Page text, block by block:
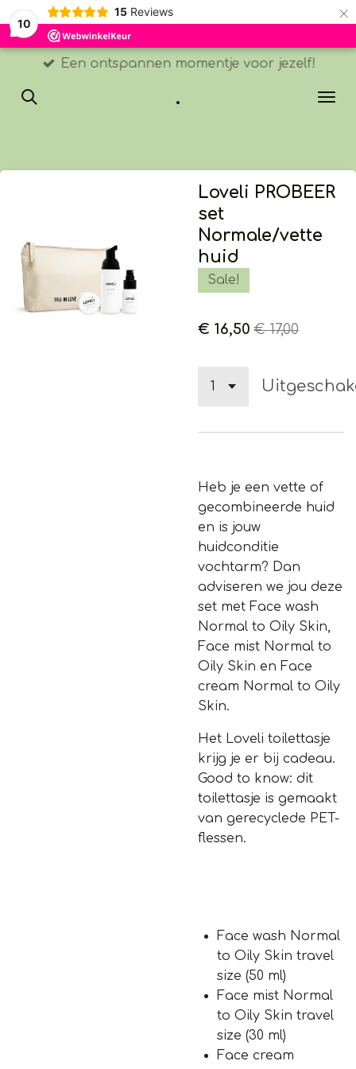
10
15 Reviews ×
.
Een ontspannen momentje voor jezelf!
Loveli PROBEER
set
Normale/vette
huid
Sale!
€ 16,50 € 17,00
Heb je een vette of
gecombineerde huid
en is jouw
huidconditie
vochtarm? Dan
adviseren we jou deze
set met Face wash
Normal to Oily Skin,
Face mist Normal to
Oily Skin en Face
cream Normal to Oily
Skin.
Het Loveli toilettasje
krijg je er bij cadeau.
Good to know: dit
toilettasje is gemaakt
van gerecyclede PET-
flessen.
Face wash Normal
to Oily Skin travel
size (50 ml)
Face mist Normal
to Oily Skin travel
size (30 ml)
Face cream